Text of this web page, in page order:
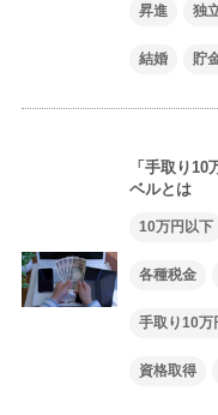
昇進 独
結婚 貯
「手取り
ベルとは
10万円以下
各種税金
手取り10万
資格取得